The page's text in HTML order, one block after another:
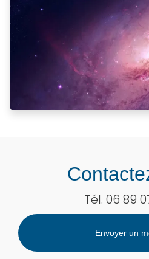
Tél. 06 89
Envoyer un